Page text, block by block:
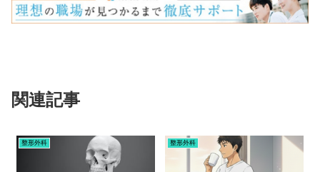
関連記事
整形外科 整形外科